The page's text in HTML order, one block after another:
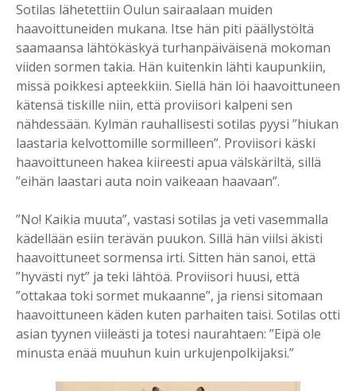
Sotilas lähetettiin Oulun sairaalaan muiden
haavoittuneiden mukana. Itse hän piti päällystöltä
saamaansa lähtökäskyä turhanpäiväisenä mokoman
viiden sormen takia. Hän kuitenkin lähti kaupunkiin,
missä poikkesi apteekkiin. Siellä hän löi haavoittuneen
kätensä tiskille niin, että proviisori kalpeni sen
nähdessään. Kylmän rauhallisesti sotilas pyysi ”hiukan
laastaria kelvottomille sormilleen”. Proviisori käski
haavoittuneen hakea kiireesti apua välskäriltä, sillä
”eihän laastari auta noin vaikeaan haavaan”.
”No! Kaikia muuta”, vastasi sotilas ja veti vasemmalla
kädellään esiin terävän puukon. Sillä hän viilsi äkisti
haavoittuneet sormensa irti. Sitten hän sanoi, että
”hyvästi nyt” ja teki lähtöä. Proviisori huusi, että
”ottakaa toki sormet mukaanne”, ja riensi sitomaan
haavoittuneen käden kuten parhaiten taisi. Sotilas otti
asian tyynen viileästi ja totesi naurahtaen: ”Eipä ole
minusta enää muuhun kuin urkujenpolkijaksi.”